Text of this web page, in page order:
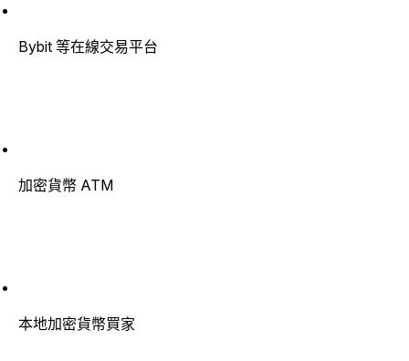
Bybit 等在線交易平台
加密貨幣 ATM
本地加密貨幣買家